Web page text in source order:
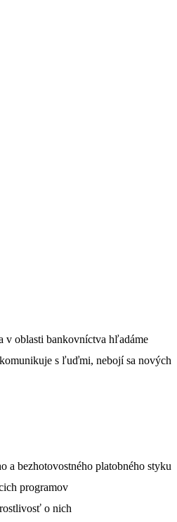
v oblasti bankovníctva hľadáme
s ľuďmi, nebojí sa nových
a bezhotovostného platobného styku
programov
o nich